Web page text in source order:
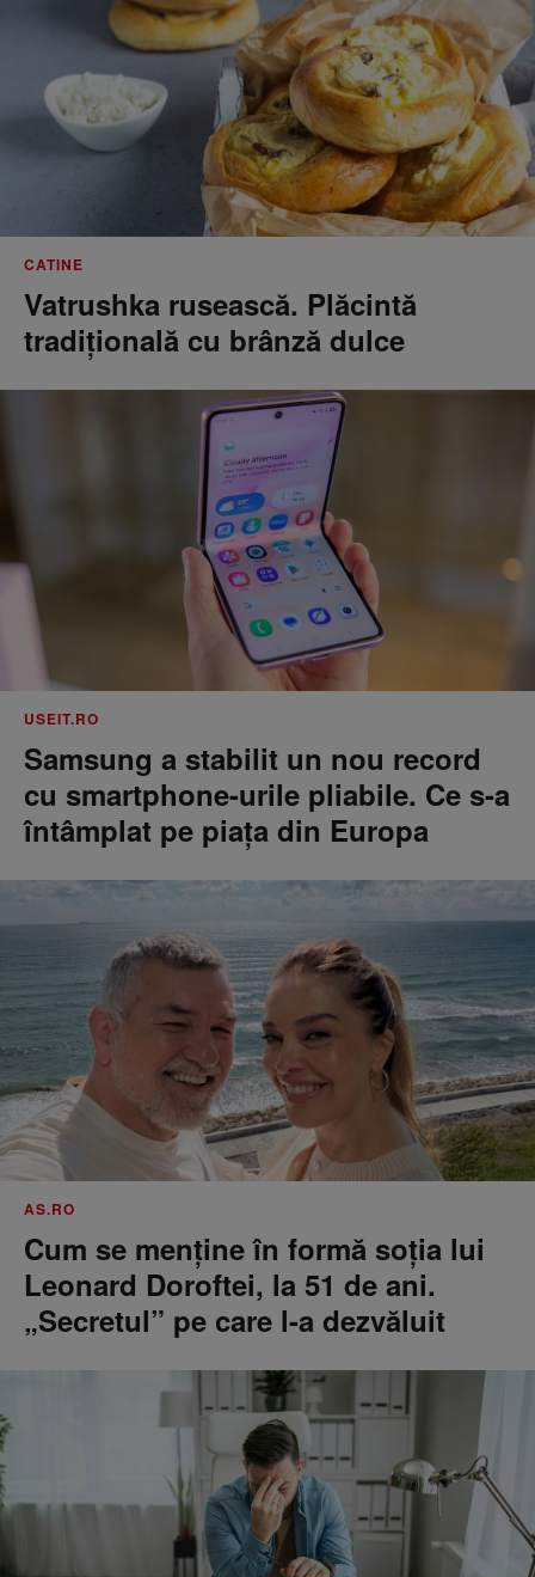
CATINE
Vatrushka rusească. Plăcintă
tradițională cu brânză dulce
USEIT.RO
Samsung a stabilit un nou record
cu smartphone-urile pliabile. Ce s-a
întâmplat pe piața din Europa
AS.RO
Cum se menţine în formă soţia lui
Leonard Doroftei, la 51 de ani.
„Secretul” pe care l-a dezvăluit